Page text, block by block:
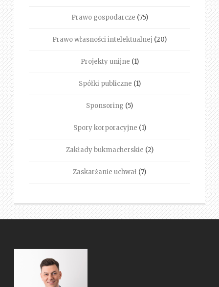
Prawo gospodarcze (75)
Prawo własności intelektualnej (20)
Projekty unijne (1)
Spółki publiczne (1)
Sponsoring (5)
Spory korporacyjne (1)
Zakłady bukmacherskie (2)
Zaskarżanie uchwał (7)